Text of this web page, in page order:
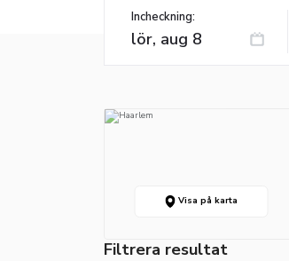
Incheckning:
Visa på karta
Filtrera resultat